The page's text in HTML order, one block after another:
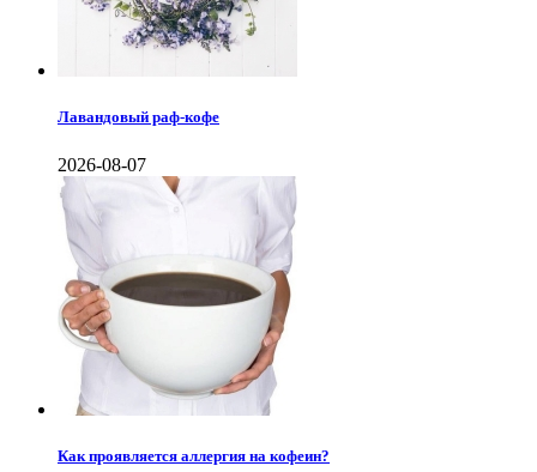
Лавандовый раф-кофе
2026-08-07
Как проявляется аллергия на кофеин?